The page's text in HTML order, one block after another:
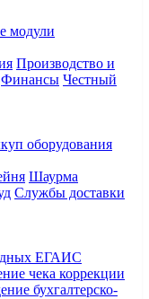
модули
Производство и
Финансы Честный
оборудования
Шаурма
Службы доставки
ЕГАИС
чека коррекции
бухгалтерско-